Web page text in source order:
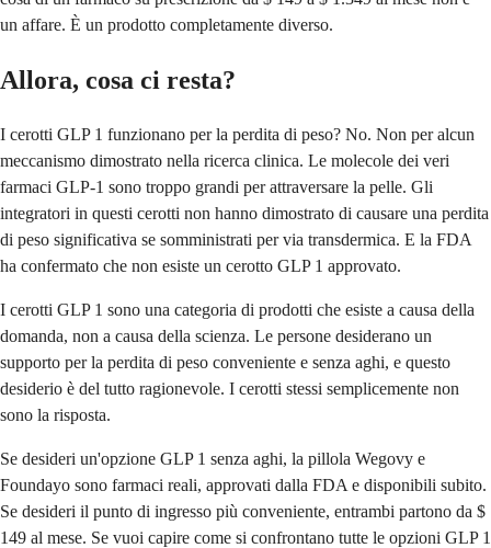
un affare. È un prodotto completamente diverso.
Allora, cosa ci resta?
I cerotti GLP 1 funzionano per la perdita di peso? No. Non per alcun
meccanismo dimostrato nella ricerca clinica. Le molecole dei veri
farmaci GLP-1 sono troppo grandi per attraversare la pelle. Gli
integratori in questi cerotti non hanno dimostrato di causare una perdita
di peso significativa se somministrati per via transdermica. E la FDA
ha confermato che non esiste un cerotto GLP 1 approvato.
I cerotti GLP 1 sono una categoria di prodotti che esiste a causa della
domanda, non a causa della scienza. Le persone desiderano un
supporto per la perdita di peso conveniente e senza aghi, e questo
desiderio è del tutto ragionevole. I cerotti stessi semplicemente non
sono la risposta.
Se desideri un'opzione GLP 1 senza aghi, la pillola Wegovy e
Foundayo sono farmaci reali, approvati dalla FDA e disponibili subito.
Se desideri il punto di ingresso più conveniente, entrambi partono da $
149 al mese. Se vuoi capire come si confrontano tutte le opzioni GLP 1